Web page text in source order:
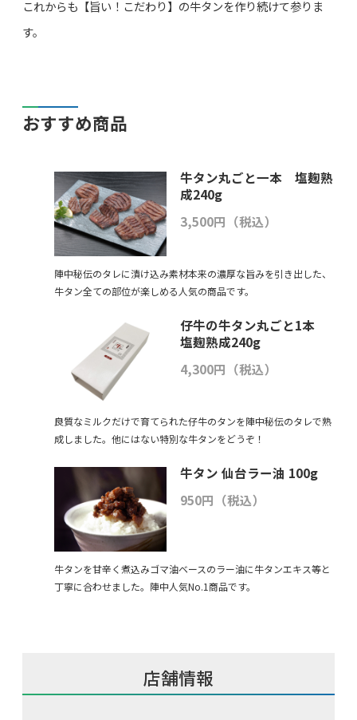
これからも【旨い！こだわり】の牛タンを作り続けて参りま
す。
おすすめ商品
牛タン丸ごと一本 塩麹熟
成240g
3,500円（税込）
陣中秘伝のタレに漬け込み素材本来の濃厚な旨みを引き出した、
牛タン全ての部位が楽しめる人気の商品です。
仔牛の牛タン丸ごと1本
塩麹熟成240g
4,300円（税込）
良質なミルクだけで育てられた仔牛のタンを陣中秘伝のタレで熟
成しました。他にはない特別な牛タンをどうぞ！
牛タン 仙台ラー油 100g
950円（税込）
牛タンを甘辛く煮込みゴマ油ベースのラー油に牛タンエキス等と
丁寧に合わせました。陣中人気No.1商品です。
店舗情報